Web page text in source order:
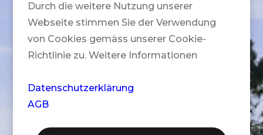
Durch die weitere Nutzung unserer
Webseite stimmen Sie der Verwendung
von Cookies gemäss unserer Cookie-
Richtlinie zu. Weitere Informationen
Datenschutzerklärung
AGB